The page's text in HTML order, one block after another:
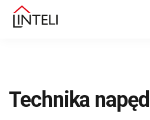
Technika